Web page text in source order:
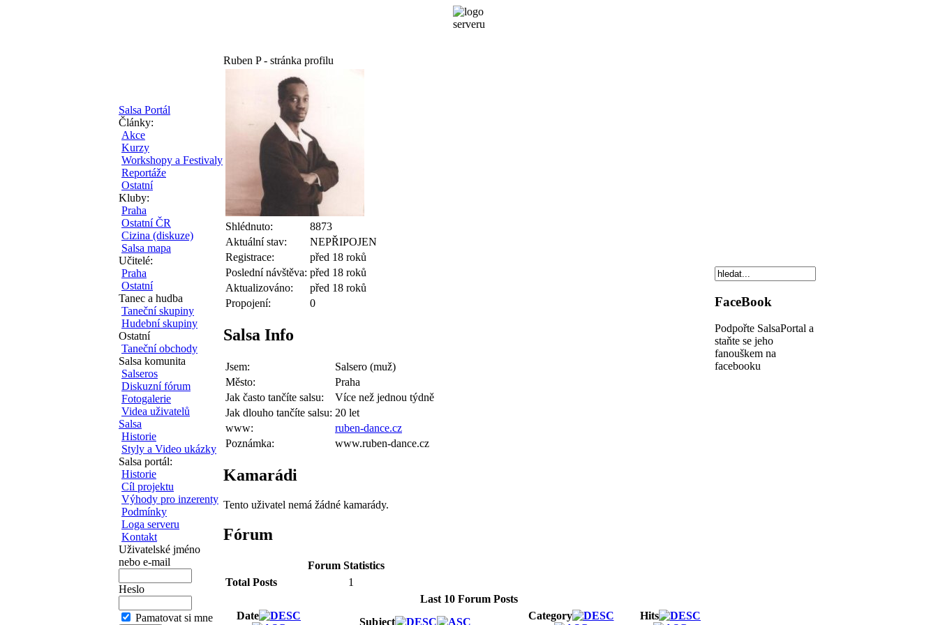
Salsa Portál
Články:
Akce
Kurzy
Workshopy a Festivaly
Reportáže
Ostatní
Kluby:
Praha
Ostatní ČR
Cizina (diskuze)
Salsa mapa
Učitelé:
Praha
Ostatní
Tanec a hudba
Taneční skupiny
Hudební skupiny
Ostatní
Taneční obchody
Salsa komunita
Salseros
Diskuzní fórum
Fotogalerie
Videa uživatelů
Salsa
Historie
Styly a Video ukázky
Salsa portál:
Historie
Cíl projektu
Výhody pro inzerenty
Podmínky
Loga serveru
Kontakt
Uživatelské jméno
nebo e-mail
Heslo
Pamatovat si mne
Ruben P - stránka profilu
Shlédnuto:
8873
Aktuální stav:
NEPŘIPOJEN
Registrace:
před 18 roků
Poslední návštěva: před 18 roků
Aktualizováno:
před 18 roků
Propojení:
0
Salsa Info
Jsem:
Salsero (muž)
Město:
Praha
Jak často tančíte salsu:
Více než jednou týdně
Jak dlouho tančíte salsu: 20 let
www:
ruben-dance.cz
Poznámka:
www.ruben-dance.cz
Kamarádi
Tento uživatel nemá žádné kamarády.
Fórum
Forum Statistics
Total Posts
1
Last 10 Forum Posts
Date
Subject
Category Hits
FaceBook
Podpořte SalsaPortal a
staňte se jeho
fanouškem na
facebooku